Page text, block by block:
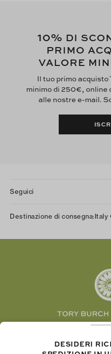
10% DI
PRIMO
VALORE
Il tuo primo acquisto
minimo di 250€, online
alle nostre e-mail.
Seguici
Twitter
Destinazione di consegna:Italy
l’emancipazione
DESIDERI